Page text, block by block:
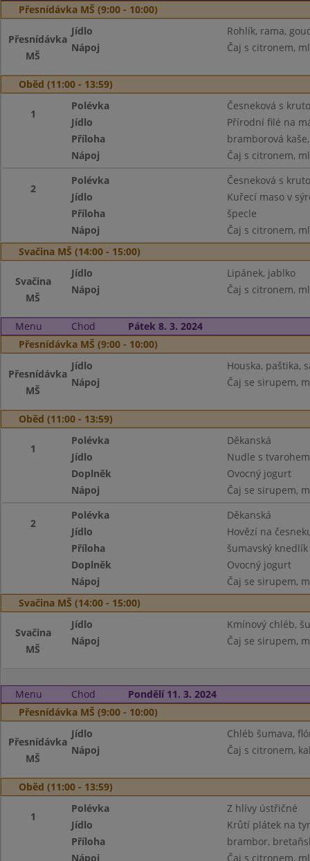
Přesnídávka MŠ (9:00 - 10:00)
Přesnídávka
MŠ
Jídlo
Rohlík, rama,
Nápoj
Čaj s citronem,
Oběd (11:00 - 13:59)
1
Polévka
Česneková s
Jídlo
Přírodní filé na
Příloha
bramborová
Nápoj
Čaj s citronem,
2
Polévka
Česneková s
Jídlo
Kuřecí maso v
Příloha
špecle
Nápoj
Čaj s citronem,
Svačina MŠ (14:00 - 15:00)
Svačina
MŠ
Jídlo
Lipánek, jablko
Nápoj
Čaj s citronem,
Menu Chod
Pátek 8. 3. 2024
Přesnídávka MŠ (9:00 - 10:00)
Přesnídávka
MŠ
Jídlo
Houska, paštika,
Nápoj
Čaj se sirupem,
Oběd (11:00 - 13:59)
1
Polévka
Děkanská
Jídlo
Nudle s
Doplněk
Ovocný jogurt
Nápoj
Čaj se sirupem,
2
Polévka
Děkanská
Jídlo
Hovězí na
Příloha
šumavský knedlík
Doplněk
Ovocný jogurt
Nápoj
Čaj se sirupem,
Svačina MŠ (14:00 - 15:00)
Svačina
MŠ
Jídlo
Kmínový chléb,
Nápoj
Čaj se sirupem,
Menu Chod
Pondělí 11. 3. 2024
Přesnídávka MŠ (9:00 - 10:00)
Přesnídávka
MŠ
Jídlo
Chléb šumava,
Nápoj
Čaj s citronem,
Oběd (11:00 - 13:59)
1
Polévka
Z hlívy ústřičné
Jídlo
Krůtí plátek na
Příloha
brambor,
Nápoj
Čaj s citronem,